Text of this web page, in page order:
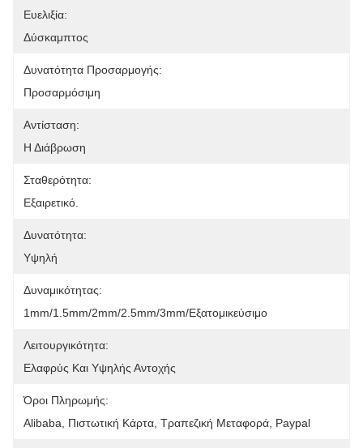
Ευελιξία:
Δύσκαμπτος
Δυνατότητα Προσαρμογής:
Προσαρμόσιμη
Αντίσταση:
Η Διάβρωση
Σταθερότητα:
Εξαιρετικό.
Δυνατότητα:
Υψηλή
Δυναμικότητας:
1mm/1.5mm/2mm/2.5mm/3mm/Εξατομικεύσιμο
Λειτουργικότητα:
Ελαφρύς Και Υψηλής Αντοχής
Όροι Πληρωμής:
Alibaba, Πιστωτική Κάρτα, Τραπεζική Μεταφορά, Paypal